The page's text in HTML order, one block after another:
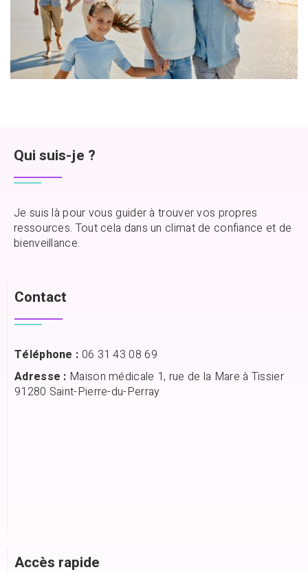
Qui suis-je ?
Je suis là pour vous guider à trouver vos propres
ressources. Tout cela dans un climat de confiance et de
bienveillance.
Contact
Téléphone : 06 31 43 08 69
Adresse : Maison médicale 1, rue de la Mare à Tissier
91280 Saint-Pierre-du-Perray
Accès rapide